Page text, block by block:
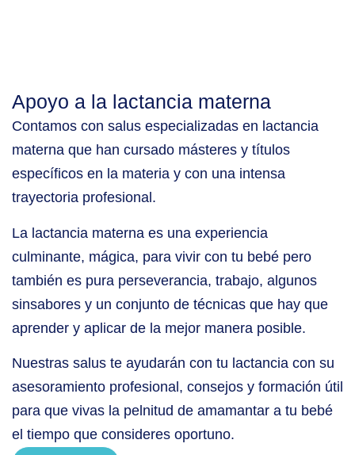
Apoyo a la lactancia materna
Contamos con salus especializadas en lactancia
materna que han cursado másteres y títulos
específicos en la materia y con una intensa
trayectoria profesional.
La lactancia materna es una experiencia
culminante, mágica, para vivir con tu bebé pero
también es pura perseverancia, trabajo, algunos
sinsabores y un conjunto de técnicas que hay que
aprender y aplicar de la mejor manera posible.
Nuestras salus te ayudarán con tu lactancia con su
asesoramiento profesional, consejos y formación útil
para que vivas la pelnitud de amamantar a tu bebé
el tiempo que consideres oportuno.